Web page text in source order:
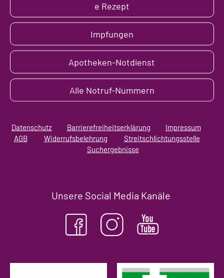
e Rezept
Impfungen
Apotheken-Notdienst
Alle Notruf-Nummern
Datenschutz Barrierefreiheitserklärung
Impressum
AGB
Widerrufsbelehrung
Streitschlichtungsstelle
Suchergebnisse
Unsere Social Media Kanäle
(öffnet in neuem Tab)